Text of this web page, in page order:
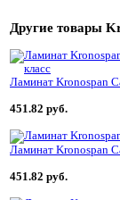
Другие товары
Ламинат Kronospan
451.82 руб.
Ламинат Kronospan
451.82 руб.